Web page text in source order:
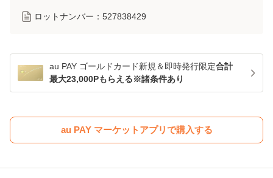
ロットナンバー： 527838429
au PAY ゴールドカード新規＆即時発行限定合計
最大23,000Pもらえる※諸条件あり
au PAY マーケットアプリで購入する